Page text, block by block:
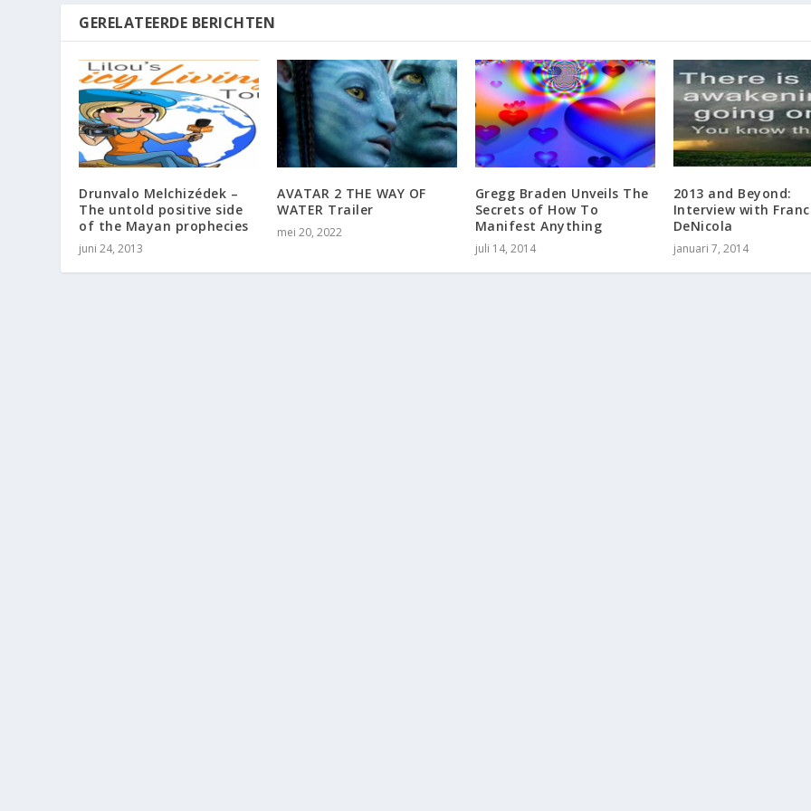
GERELATEERDE BERICHTEN
Drunvalo Melchizédek –
The untold positive side
of the Mayan prophecies
juni 24, 2013
AVATAR 2 THE WAY OF
WATER Trailer
mei 20, 2022
Gregg Braden Unveils The
Secrets of How To
Manifest Anything
juli 14, 2014
2013 and Beyond:
Interview with
DeNicola
januari 7, 2014